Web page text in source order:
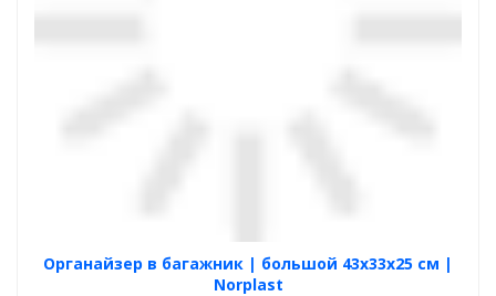
Органайзер в багажник | большой 43x33х25 см |
Norplast